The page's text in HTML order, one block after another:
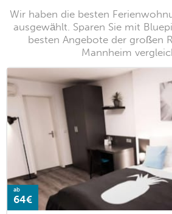
Wir haben die besten
ausgewählt. Sparen Sie mit
besten Angebote der großen
Mannheim
ab
64€